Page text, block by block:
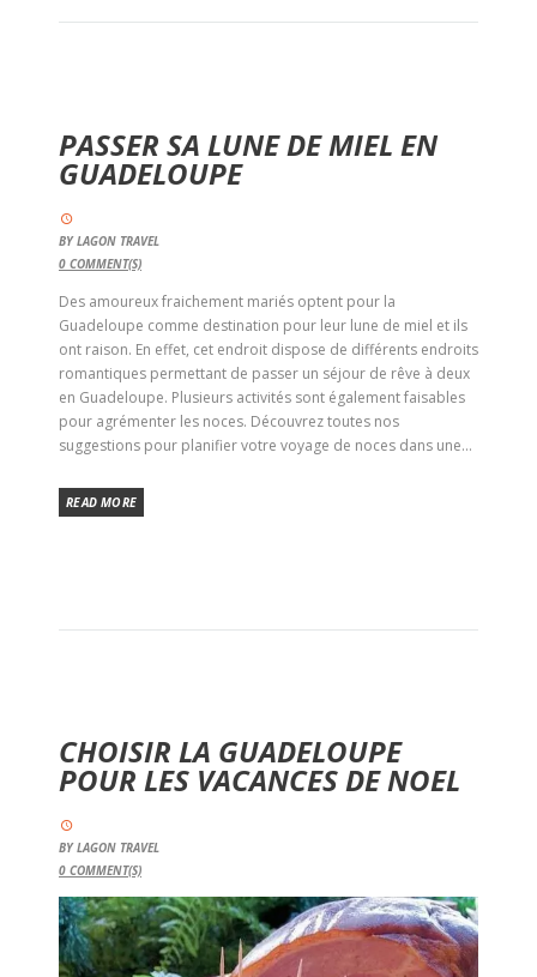
PASSER SA LUNE DE MIEL EN
GUADELOUPE
BYLAGON TRAVEL
0 COMMENT(S)
Des amoureux fraichement mariés optent pour la
Guadeloupe comme destination pour leur lune de miel et ils
ont raison. En effet, cet endroit dispose de différents endroits
romantiques permettant de passer un séjour de rêve à deux
en Guadeloupe. Plusieurs activités sont également faisables
pour agrémenter les noces. Découvrez toutes nos
suggestions pour planifier votre voyage de noces dans une...
READ MORE
CHOISIR LA GUADELOUPE
POUR LES VACANCES DE NOEL
BYLAGON TRAVEL
0 COMMENT(S)